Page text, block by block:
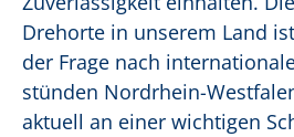
Drehorte in unserem Land
der Frage nach
stünden Nordrhein-
aktuell an einer wichtigen